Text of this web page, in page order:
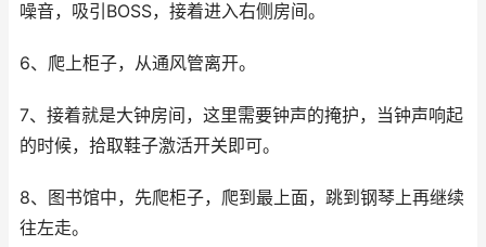
噪音，吸引BOSS，接着进入右侧房间。
6、爬上柜子，从通风管离开。
7、接着就是大钟房间，这里需要钟声的掩护，当钟声响起
的时候，拾取鞋子激活开关即可。
8、图书馆中，先爬柜子，爬到最上面，跳到钢琴上再继续
往左走。